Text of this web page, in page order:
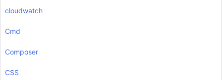
cloudwatch
Cmd
Composer
CSS